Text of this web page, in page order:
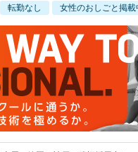
転勤なし 女性のおしごと掲載